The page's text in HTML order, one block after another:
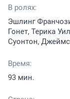
В ролях:
Эшлинг
Гонет, Терика
Суонтон,
Время:
93 мин.